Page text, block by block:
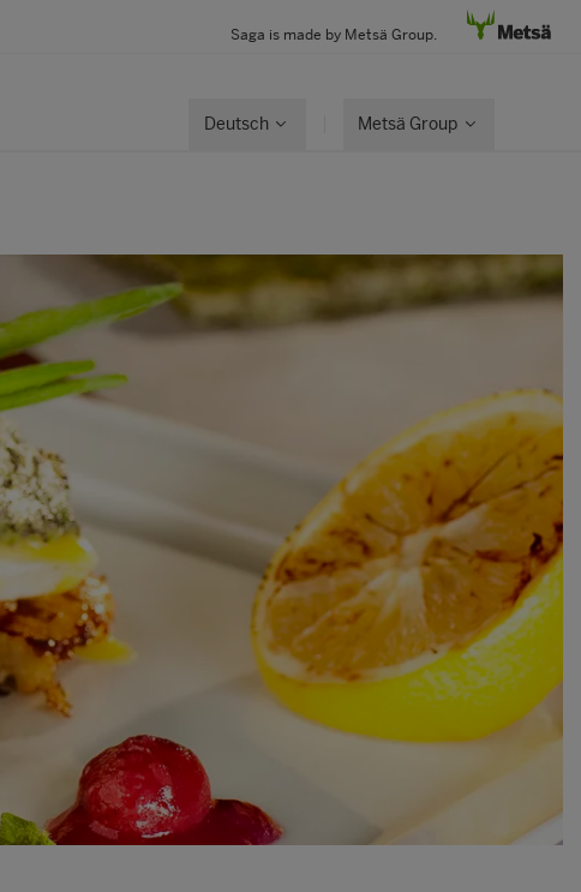
Saga is made by Metsä Group.
Deutsch Metsä Group